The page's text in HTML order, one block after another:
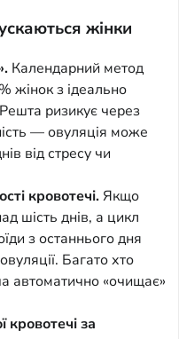
жінки
Календарний метод
жінок з ідеально
ризикує через
— овуляція може
від стресу чи
кровотечі.Якщо
шість днів, а цикл
з останнього дня
Багато хто
автоматично «очищає»
кровотечі за